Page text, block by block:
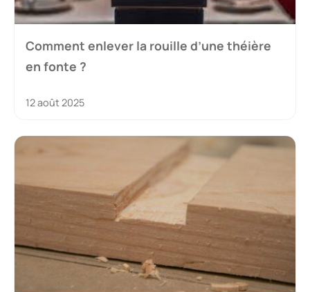
Comment enlever la rouille d’une théière
en fonte ?
12 août 2025